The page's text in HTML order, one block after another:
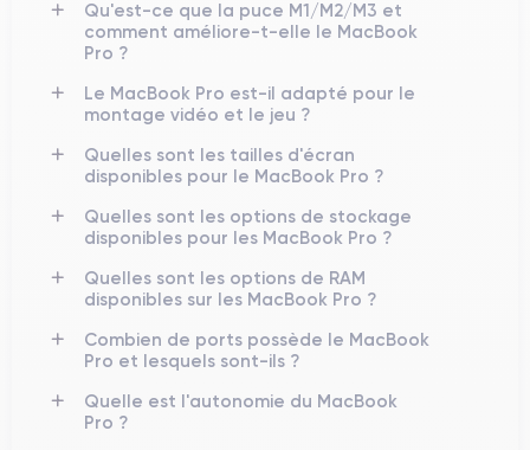
Qu'est-ce que la puce M1/M2/M3 et
comment améliore-t-elle le MacBook
Pro ?
Le MacBook Pro est-il adapté pour le
montage vidéo et le jeu ?
Quelles sont les tailles d'écran
disponibles pour le MacBook Pro ?
Quelles sont les options de stockage
disponibles pour les MacBook Pro ?
Quelles sont les options de RAM
disponibles sur les MacBook Pro ?
Combien de ports possède le MacBook
Pro et lesquels sont-ils ?
Quelle est l'autonomie du MacBook
Pro ?